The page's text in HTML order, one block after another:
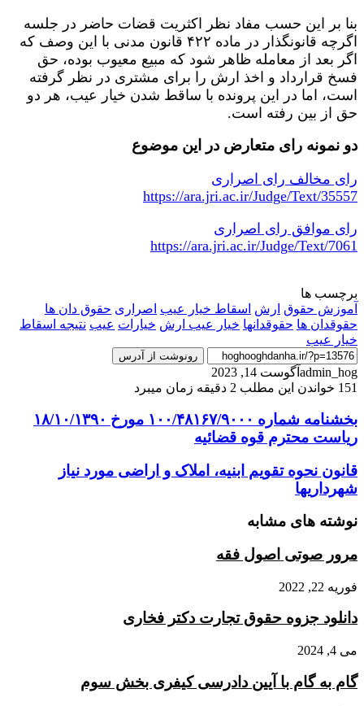
بنا بر این حسب مفاد نظر اکثریت قضات حاضر در جلسه
اگرچه قانونگذار در ماده ۴۲۲ قانون مدنی با این وصف که
اگر بعد از معامله ظاهر شود که مبیع معیوب بوده، حق
فسخ قرارداد و اخذ ارش را برای مشتری در نظر گرفته
است، اما در این پرونده با ساقط شدن خیار عیب، هر دو
حق از بین رفته است.
دو نمونه رای متعارض در این موضوع
رای مخالف رای اصراری
https://ara.jri.ac.ir/Judge/Text/35557
رای موافق رای اصراری
https://ara.jri.ac.ir/Judge/Text/7061
برچسب ها
آموزش حقوق ارش اسقاط خیار عیب اصراری حقوق دان ها
حقوقدان ها حقوقدانها خیار عیب ارش خیارات عیب نتیجه اسقاط
خیار عیب
رونوشت از آدرس
admin_hog آگوست 14, 2023
151 خواندن این مطلب 2 دقیقه زمان میبرد
بخشنامه
شماره
۱۰۰/۴۸۱۶۷/۹۰۰۰
مورخ
۱۸/۱۰/۱۳۹۰
ریاست
قوه
بخشنامه شماره ۱۰۰/۴۸۱۶۷/۹۰۰۰ مورخ ۱۸/۱۰/۱۳۹۰
ریاست محترم قوه قضائیه
قانون
نحوه
تقویم
ابنیه،
املاک
اراضی
نیاز
شهرداریها
قانون نحوه تقویم ابنیه، املاک و اراضی مورد نیاز
شهرداریها
نوشته های مشابه
مرور صوتی اصول فقه
فوریه 22, 2022
دانلود جزوه حقوق تجارت دکتر فخاری
می 4, 2024
گام به گام با آیین دادرسی کیفری بخش سوم